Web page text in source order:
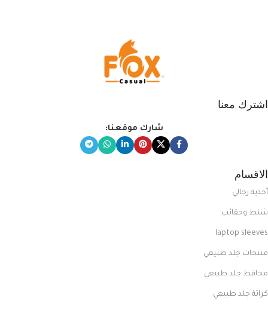
اشترك معنا
شارك موقعنا:
الاقسام
أحذية رجالي
شنط وحقائب
laptop sleeves
منتجات جلد طبيعي
محافظ جلد طبيعي
كراتة جلد طبيعي